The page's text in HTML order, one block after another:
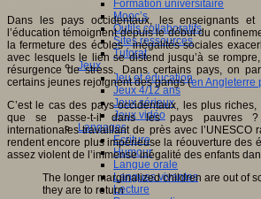
Formation universitaire
Mooc’s
Outils collaboratifs
Sites ressources
Tutorat
Jeux
Jeu et éducation
Jeux 4/12 ans
Jeux sérieux
Jeux vidéo
Langages
Ecriture
Humour
Langue orale
Langues vivantes
Lecture
Dans les pays occidentaux, les enseignants et
l’éducation témoignent depuis le début du
la fermeture des écoles : inégalités sociales
avec lesquels le lien se distend jusqu’à se
résurgence de stress. Dans certains pays, on
certains jeunes rejoignent des gangs (en Angleterre
C’est le cas des pays occidentaux, les plus
que se passe-t-il dans les pays pauvres ?
internationales travaillant de près avec l’UNESCO
rendent encore plus impérieuse la réouverture des
assez violent de l’immense inégalité des enfants
The longer marginalized children are out of
they are to return